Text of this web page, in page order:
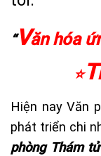
“Văn hóa
⭐T
Hiện nay Văn
phát triển chi
phòng Thám